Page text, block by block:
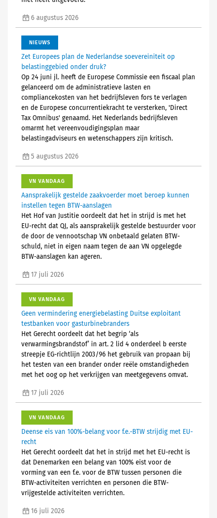
6 augustus 2026
NIEUWS
Zet Europees plan de Nederlandse soevereiniteit op
belastinggebied onder druk?
Op 24 juni jl. heeft de Europese Commissie een fiscaal plan
gelanceerd om de administratieve lasten en
compliancekosten van het bedrijfsleven fors te verlagen
en de Europese concurrentiekracht te versterken, 'Direct
Tax Omnibus' genaamd. Het Nederlands bedrijfsleven
omarmt het vereenvoudigingsplan maar
belastingadviseurs en wetenschappers zijn kritisch.
5 augustus 2026
VN VANDAAG
Aansprakelijk gestelde zaakvoerder moet beroep kunnen
instellen tegen BTW-aanslagen
Het Hof van Justitie oordeelt dat het in strijd is met het
EU-recht dat QJ, als aansprakelijk gestelde bestuurder voor
de door de vennootschap VN onbetaald gelaten BTW-
schuld, niet in eigen naam tegen de aan VN opgelegde
BTW-aanslagen kan ageren.
17 juli 2026
VN VANDAAG
Geen vermindering energiebelasting Duitse exploitant
testbanken voor gasturbinebranders
Het Gerecht oordeelt dat het begrip ‘als
verwarmingsbrandstof’ in art. 2 lid 4 onderdeel b eerste
streepje EG-richtlijn 2003/96 het gebruik van propaan bij
het testen van een brander onder reële omstandigheden
met het oog op het verkrijgen van meetgegevens omvat.
17 juli 2026
VN VANDAAG
Deense eis van 100%-belang voor f.e.-BTW strijdig met EU-
recht
Het Gerecht oordeelt dat het in strijd met het EU-recht is
dat Denemarken een belang van 100% eist voor de
vorming van een f.e. voor de BTW tussen personen die
BTW-activiteiten verrichten en personen die BTW-
vrijgestelde activiteiten verrichten.
16 juli 2026